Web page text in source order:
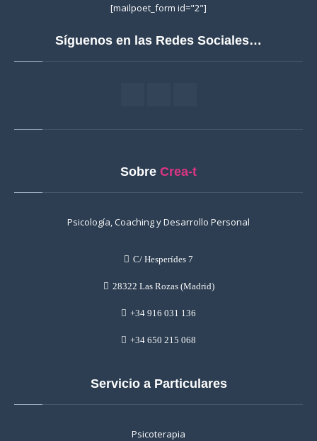
[mailpoet_form id="2"]
Síguenos en las Redes Sociales…
Sobre Crea-t
Psicología, Coaching y Desarrollo Personal
C/ Hesperídes 7
28322 Las Rozas (Madrid)
+34 916 031 136
+34 650 215 068
Servicio a Particulares
Psicoterapia